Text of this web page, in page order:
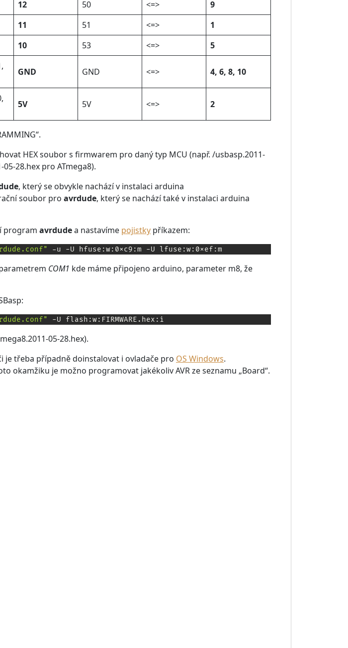
12 50 <=>
9
11 51 <=>
1
10 53 <=> 5
GND GND <=> 4, 6, 8, 10
5V 5V <=> 2
HEX soubor s firmwarem pro daný typ MCU (např. /usbasp.2011-
28.hex pro ATmega8).
, který se obvykle nachází v instalaci arduina
soubor pro avrdude, který se nachází také v instalaci arduina
program avrdudea nastavíme pojistky příkazem:
-u -U hfuse:w:0xc9:m -U lfuse:w:0xef:m
COM1 kde máme připojeno arduino, parameter m8, že
-U flash:w:FIRMWARE.hex:i
05-28.hex).
je třeba případně doinstalovat i ovladače pro OS Windows.
okamžiku je možno programovat jakékoliv AVR ze seznamu „Board“.